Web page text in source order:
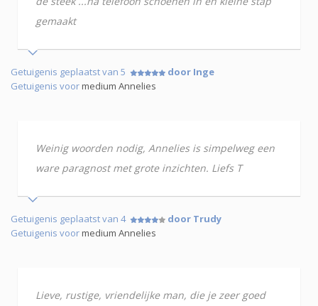
gemaakt
Getuigenis geplaatst van 5
door Inge
Getuigenis voormedium Annelies
Weinig woorden nodig, Annelies is simpelweg een
ware paragnost met grote inzichten. Liefs T
Getuigenis geplaatst van 4
door Trudy
Getuigenis voormedium Annelies
Lieve, rustige, vriendelijke man, die je zeer goed